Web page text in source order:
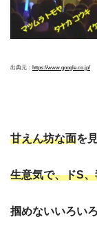
出典元： https://www.google.co.jp/
甘えん坊な面を
生意気で、ドS
掴めないいろい